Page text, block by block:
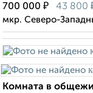
700 000 ₽ 43 800
мкр. Северо-
Комната в